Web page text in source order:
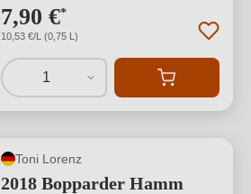
7,90 €*
10,53 €/L (0,75 L)
1
Toni Lorenz
2018 Bopparder Hamm